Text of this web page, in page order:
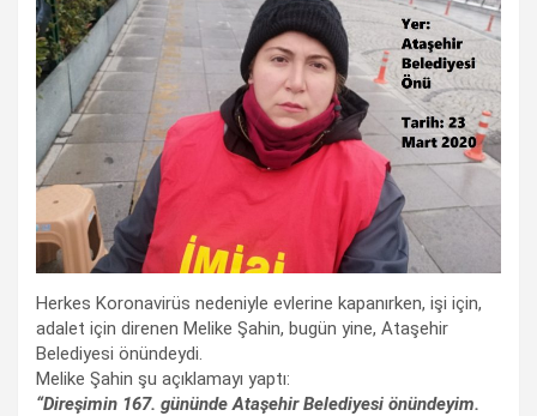
Herkes Koronavirüs nedeniyle evlerine kapanırken, işi için,
adalet için direnen Melike Şahin, bugün yine, Ataşehir
Belediyesi önündeydi.
Melike Şahin şu açıklamayı yaptı:
“Direşimin 167. gününde Ataşehir Belediyesi önündeyim.